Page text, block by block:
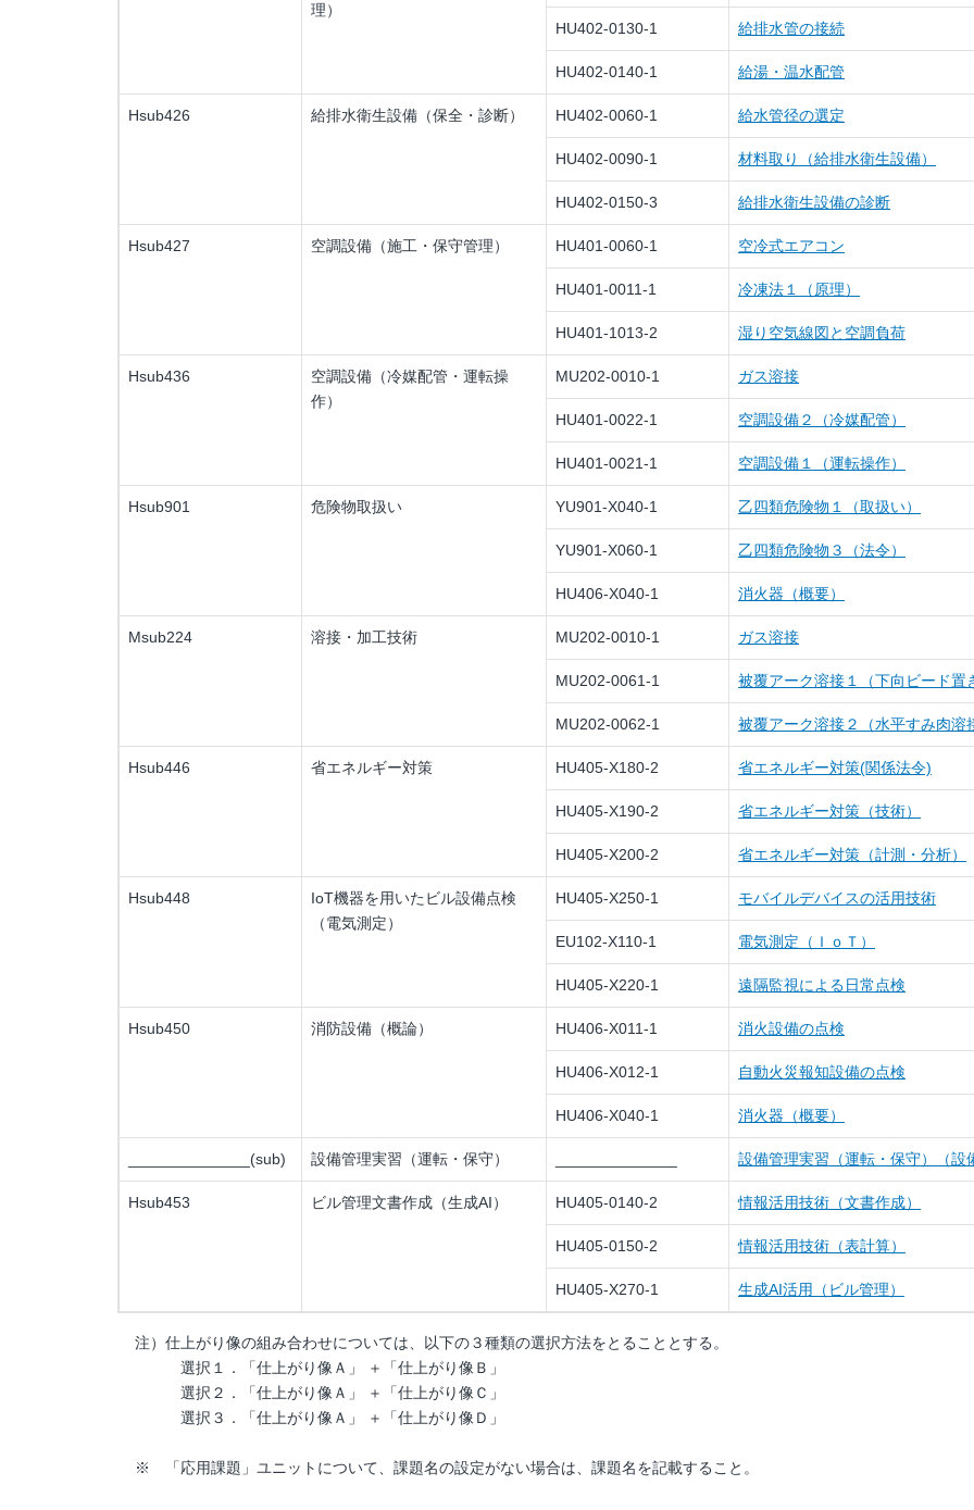
理）
HU402-0130-1 給排水管の接続
HU402-0140-1 給湯・温水配管
Hsub426 給排水衛生設備（保全・診断） HU402-0060-1 給水管径の選定
HU402-0090-1 材料取り（給排水衛生設備）
HU402-0150-3 給排水衛生設備の診断
Hsub427 空調設備（施工・保守管理） HU401-0060-1 空冷式エアコン
HU401-0011-1 冷凍法１（原理）
HU401-1013-2 湿り空気線図と空調負荷
Hsub436
空調設備（冷媒配管・運転操
作）
MU202-0010-1 ガス溶接
HU401-0022-1 空調設備２（冷媒配管）
HU401-0021-1 空調設備１（運転操作）
Hsub901 危険物取扱い YU901-X040-1 乙四類危険物１（取扱い）
YU901-X060-1 乙四類危険物３（法令）
HU406-X040-1 消火器（概要）
Msub224 溶接・加工技術 MU202-0010-1 ガス溶接
MU202-0061-1 被覆アーク溶接１（下向ビード置
MU202-0062-1 被覆アーク溶接２（水平すみ肉
Hsub446 省エネルギー対策 HU405-X180-2 省エネルギー対策(関係法令)
HU405-X190-2 省エネルギー対策（技術）
HU405-X200-2 省エネルギー対策（計測・分析）
Hsub448
IoT機器を用いたビル設備点検
（電気測定）
HU405-X250-1 モバイルデバイスの活用技術
EU102-X110-1 電気測定（ＩｏＴ）
HU405-X220-1 遠隔監視による日常点検
Hsub450 消防設備（概論） HU406-X011-1 消火設備の点検
HU406-X012-1 自動火災報知設備の点検
HU406-X040-1 消火器（概要）
______________(sub) 設備管理実習（運転・保守） 設備管理実習（運転・保守）
Hsub453 ビル管理文書作成（生成AI） HU405-0140-2 情報活用技術（文書作成）
HU405-0150-2 情報活用技術（表計算）
HU405-X270-1 生成AI活用（ビル管理）
注）仕上がり像の組み合わせについては、以下の３種類の選択方法をとることとする。
選択１．「仕上がり像Ａ」 ＋「仕上がり像Ｂ」
選択２．「仕上がり像Ａ」 ＋「仕上がり像Ｃ」
選択３．「仕上がり像Ａ」 ＋「仕上がり像Ｄ」
※ 「応用課題」ユニットについて、課題名の設定がない場合は、課題名を記載すること。